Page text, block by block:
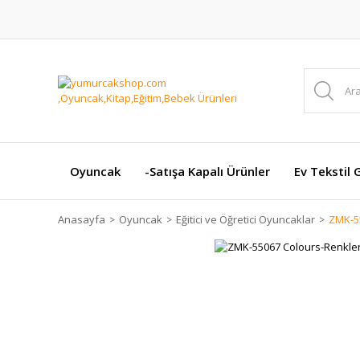
Oyuncak -Satışa Kapalı Ürünler Ev Tekstil
Anasayfa Oyuncak Eğitici ve Öğretici Oyuncaklar ZMK-